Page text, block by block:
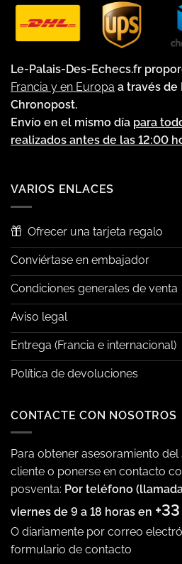
Le-Palais-Des-Echecs.fr
Francia y en Europa a través
Chronopost.
Envío en el mismo día para
realizados antes de las 12:00
VARIOS ENLACES
Ofrecer una tarjeta regalo
Conviértase en embajador
Condiciones generales de venta
Aviso legal
Entrega (Francia e internacional)
Política de devoluciones
CONTACTE CON NOSOTROS
Para obtener asesoramiento
cliente o ponerse en contacto
posventa: Por teléfono
viernes de 9 a 18 horas en
O diariamente por correo
formulario de contacto